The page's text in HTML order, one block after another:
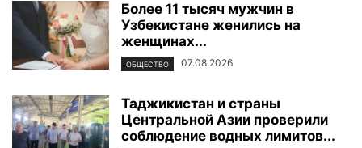
Более 11 тысяч мужчин в
Узбекистане женились на
женщинах...
ОБЩЕСТВО 07.08.2026
Таджикистан и страны
Центральной Азии проверили
соблюдение водных лимитов...